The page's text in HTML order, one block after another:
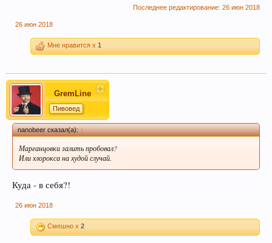
При приеме пива у мужчин выделяется гормон
дофамин, отвечающий за чувство
удовлетворения. При этом удовольствие
вызывает только вкус пива, независимо от того,
любит ли мужчина напитки этой марки, и даже
при отсутствии алкоголя.
Пиво богато антиоксидантами, которые
приходят из хмеля и солода, из которых оно
Последнее редактирование: 26 июн 2018
26 июн 2018
Мне нравится x 1
GremLine
Пивовед
nanobeer сказал(а):↑
Марганцовки залить пробовал?
Или хлорокса на худой случай.
Куда - в себя?!
26 июн 2018
Смешно x 2